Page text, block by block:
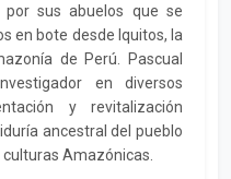
por sus abuelos que se
en bote desde Iquitos, la
de Perú. Pascual
en diversos
y revitalización
ancestral del pueblo
Amazónicas.